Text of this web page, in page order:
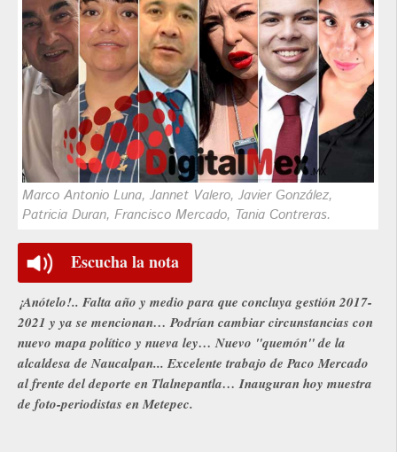
Marco Antonio Luna, Jannet Valero, Javier González,
Patricia Duran, Francisco Mercado, Tania Contreras.
Escucha la nota
¡Anótelo!.. Falta año y medio para que concluya gestión 2017-
2021 y ya se mencionan… Podrían cambiar circunstancias con
nuevo mapa político y nueva ley… Nuevo "quemón" de la
alcaldesa de Naucalpan... Excelente trabajo de Paco Mercado
al frente del deporte en Tlalnepantla… Inauguran hoy muestra
de foto-periodistas en Metepec.